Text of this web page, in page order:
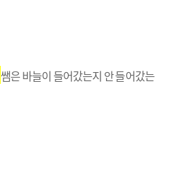
쌤은 바늘이 들어갔는지 안 들어갔는